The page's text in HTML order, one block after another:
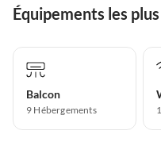
Équipements les
Balcon
9 Hébergements